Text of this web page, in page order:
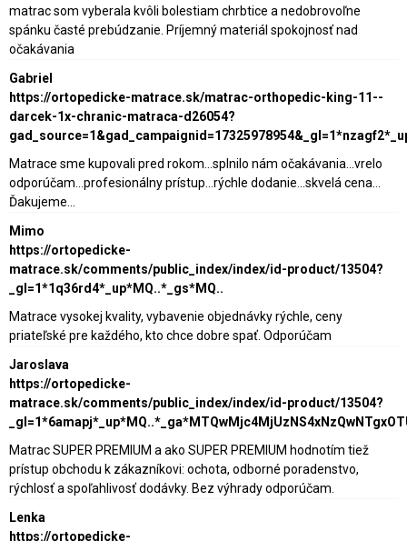
matrac som vyberala kvôli bolestiam chrbtice a nedobrovoľne
spánku časté prebúdzanie. Príjemný materiál spokojnosť nad
očakávania
Gabriel
https://ortopedicke-matrace.sk/matrac-orthopedic-king-11--
darcek-1x-chranic-matraca-d26054?
Matrace sme kupovali pred rokom...splnilo nám očakávania...vrelo
odporúčam...profesionálny prístup...rýchle dodanie...skvelá cena...
Ďakujeme...
Mimo
https://ortopedicke-
matrace.sk/comments/public_index/index/id-product/13504?
_gl=1*1q36rd4*_up*MQ..*_gs*MQ..
Matrace vysokej kvality, vybavenie objednávky rýchle, ceny
priateľské pre každého, kto chce dobre spať. Odporúčam
Jaroslava
https://ortopedicke-
matrace.sk/comments/public_index/index/id-product/13504?
Matrac SUPER PREMIUM a ako SUPER PREMIUM hodnotím tiež
prístup obchodu k zákazníkovi: ochota, odborné poradenstvo,
rýchlosť a spoľahlivosť dodávky. Bez výhrady odporúčam.
Lenka
https://ortopedicke-